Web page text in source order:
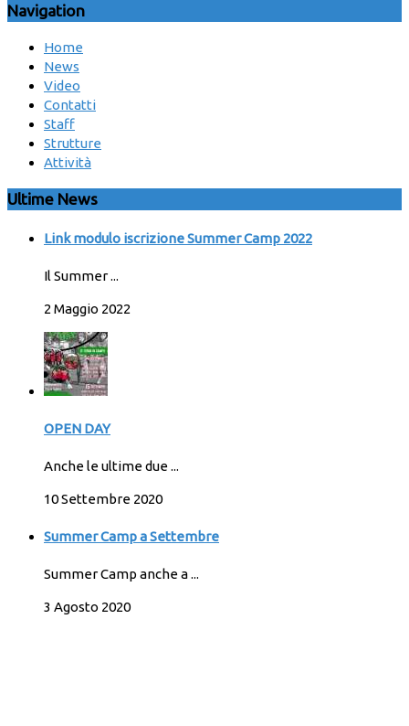
Navigation
Home
News
Video
Contatti
Staff
Strutture
Attività
Ultime News
Link modulo iscrizione Summer Camp 2022
Il Summer ...
2 Maggio 2022
OPEN DAY
Anche le ultime due ...
10 Settembre 2020
Summer Camp a Settembre
Summer Camp anche a ...
3 Agosto 2020